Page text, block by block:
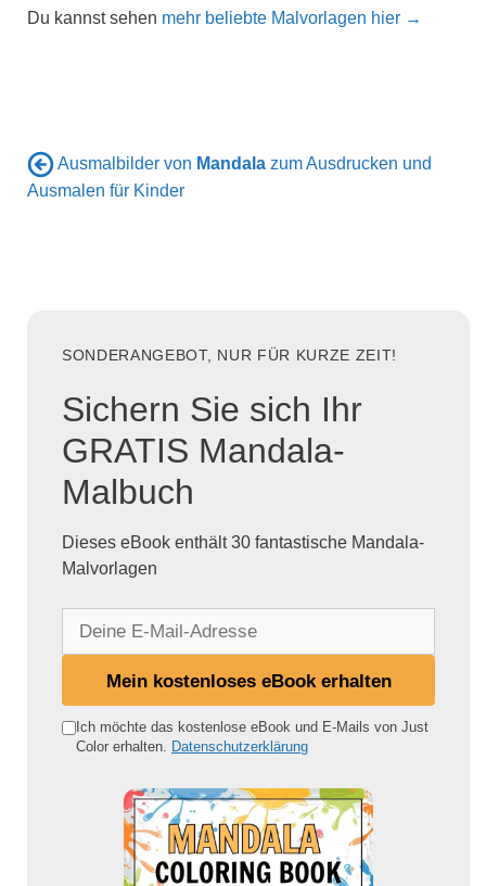
Du kannst sehen mehr beliebte Malvorlagen hier →
Ausmalbilder von Mandala zum Ausdrucken und
Ausmalen für Kinder
SONDERANGEBOT, NUR FÜR KURZE ZEIT!
Sichern Sie sich Ihr
GRATIS Mandala-
Malbuch
Dieses eBook enthält 30 fantastische Mandala-
Malvorlagen
e
Mein kostenloses eBook erhalten
Ich möchte das kostenlose eBook und E-Mails von Just
Color erhalten.
Datenschutzerklärung